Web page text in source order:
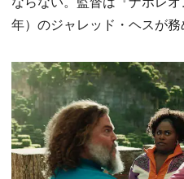
年）のジャレッド・ヘスが務